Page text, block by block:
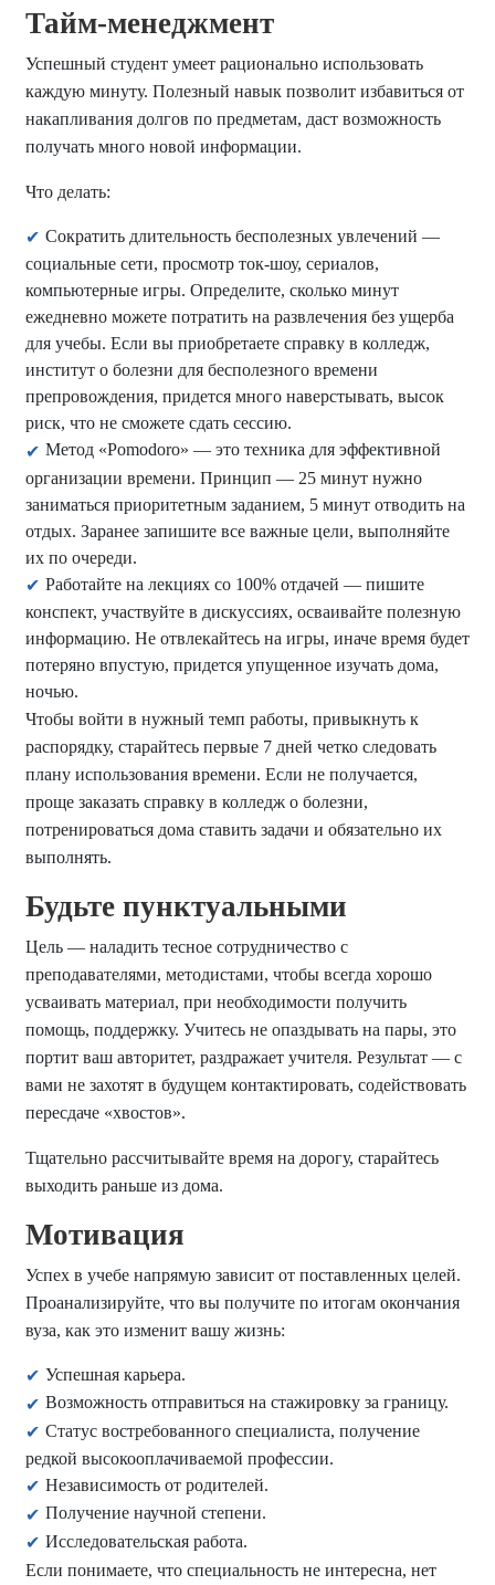
Тайм-менеджмент
Успешный студент умеет рационально использовать
каждую минуту. Полезный навык позволит избавиться от
накапливания долгов по предметам, даст возможность
получать много новой информации.
Что делать:
Сократить длительность бесполезных увлечений —
социальные сети, просмотр ток-шоу, сериалов,
компьютерные игры. Определите, сколько минут
ежедневно можете потратить на развлечения без ущерба
для учебы. Если вы приобретаете справку в колледж,
институт о болезни для бесполезного времени
препровождения, придется много наверстывать, высок
риск, что не сможете сдать сессию.
Метод «Pomodoro» — это техника для эффективной
организации времени. Принцип — 25 минут нужно
заниматься приоритетным заданием, 5 минут отводить на
отдых. Заранее запишите все важные цели, выполняйте
их по очереди.
Работайте на лекциях со 100% отдачей — пишите
конспект, участвуйте в дискуссиях, осваивайте полезную
информацию. Не отвлекайтесь на игры, иначе время будет
потеряно впустую, придется упущенное изучать дома,
ночью.
Чтобы войти в нужный темп работы, привыкнуть к
распорядку, старайтесь первые 7 дней четко следовать
плану использования времени. Если не получается,
проще заказать справку в колледж о болезни,
потренироваться дома ставить задачи и обязательно их
выполнять.
Будьте пунктуальными
Цель — наладить тесное сотрудничество с
преподавателями, методистами, чтобы всегда хорошо
усваивать материал, при необходимости получить
помощь, поддержку. Учитесь не опаздывать на пары, это
портит ваш авторитет, раздражает учителя. Результат — с
вами не захотят в будущем контактировать, содействовать
пересдаче «хвостов».
Тщательно рассчитывайте время на дорогу, старайтесь
выходить раньше из дома.
Мотивация
Успех в учебе напрямую зависит от поставленных целей.
Проанализируйте, что вы получите по итогам окончания
вуза, как это изменит вашу жизнь:
Успешная карьера.
Возможность отправиться на стажировку за границу.
Статус востребованного специалиста, получение
редкой высокооплачиваемой профессии.
Независимость от родителей.
Получение научной степени.
Исследовательская работа.
Если понимаете, что специальность не интересна, нет